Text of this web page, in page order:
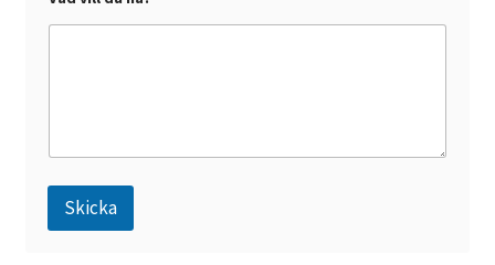
Skicka